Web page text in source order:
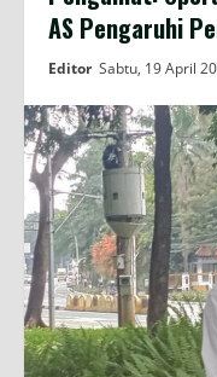
AS Pengaruhi
Editor Sabtu, 19 April